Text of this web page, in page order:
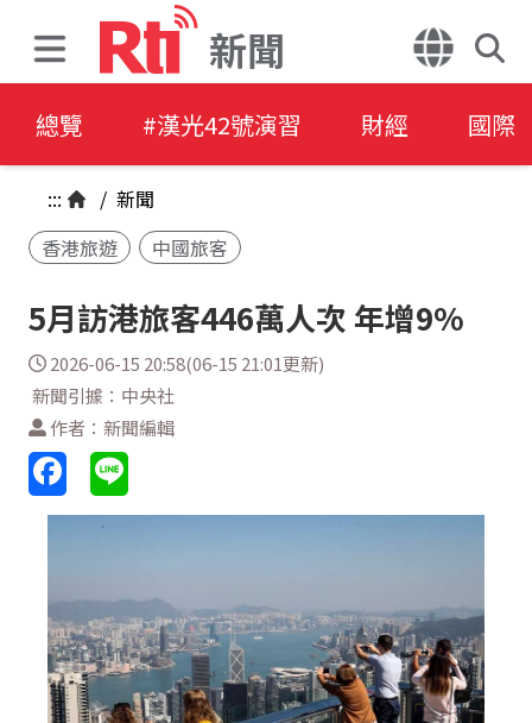
新聞
總覽 #漢光42號演習 財經 國際
::: / 新聞
香港旅遊
中國旅客
5月訪港旅客446萬人次 年增9%
2026-06-15 20:58(06-15 21:01更新)
新聞引據：中央社
作者：新聞編輯